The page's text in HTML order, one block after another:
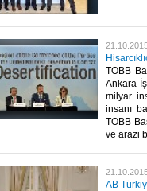
TOBB
Ankara
milyar
insanı
TOBB
ve arazi
AB